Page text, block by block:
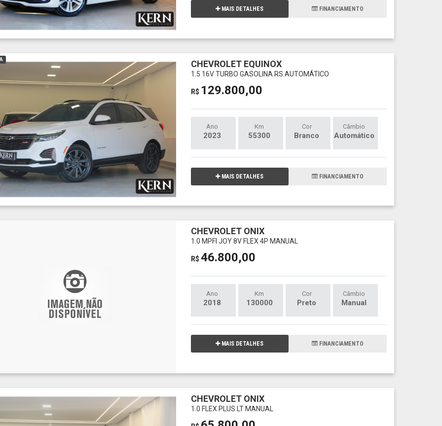
MAIS DETALHES FINANCIAMENTO
CHEVROLET EQUINOX
1.5 16V TURBO GASOLINA RS AUTOMÁTICO
R$ 129.800,00
Ano
2023
Km
55300
Cor
Branco
Câmbio
Automático
MAIS DETALHES FINANCIAMENTO
CHEVROLET ONIX
1.0 MPFI JOY 8V FLEX 4P MANUAL
R$ 46.800,00
Ano
2018
Km
130000
Cor
Preto
Câmbio
Manual
MAIS DETALHES FINANCIAMENTO
CHEVROLET ONIX
1.0 FLEX PLUS LT MANUAL